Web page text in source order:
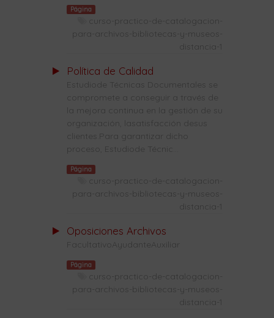
Página
curso-practico-de-catalogacion-
para-archivos-bibliotecas-y-museos-
distancia-1
Política de Calidad
Estudiode Técnicas Documentales se
compromete a conseguir a través de
la mejora continua en la gestión de su
organización, lasatisfacción desus
clientes.Para garantizar dicho
proceso, Estudiode Técnic...
Página
curso-practico-de-catalogacion-
para-archivos-bibliotecas-y-museos-
distancia-1
Oposiciones Archivos
FacultativoAyudanteAuxiliar
Página
curso-practico-de-catalogacion-
para-archivos-bibliotecas-y-museos-
distancia-1